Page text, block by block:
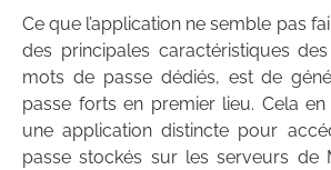
Ce que l’application ne semble pas
des principales caractéristiques
mots de passe dédiés, est de
passe forts en premier lieu. Cela
une application distincte pour
passe stockés sur les serveurs de